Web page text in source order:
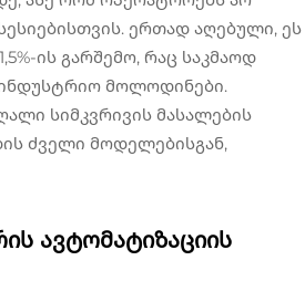
ერთად აღებული, ეს
ის გარშემო, რაც საკმაოდ
მოლოდინები.
სიმკვრივის მასალების
ძველი მოდელებისგან,
ავტომატიზაციის